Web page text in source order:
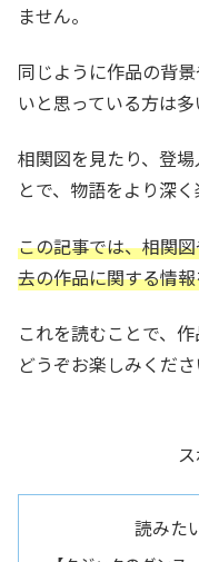
ません。
同じように作品の背
いと思っている方は多
相関図を見たり、登
とで、物語をより深
この記事では、相関
去の作品に関する情
これを読むことで、
どうぞお楽しみくださ
読みた